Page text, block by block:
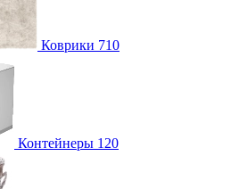
Коврики 710
Контейнеры 120